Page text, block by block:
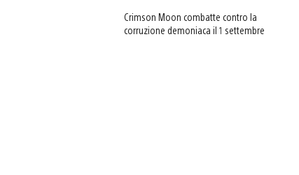
Crimson Moon combatte contro la
corruzione demoniaca il 1 settembre